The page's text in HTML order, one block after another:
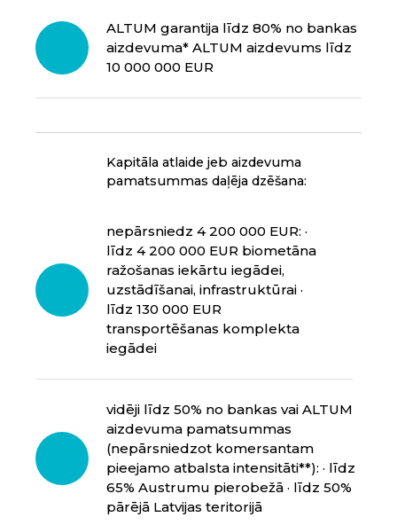
ALTUM garantija līdz 80% no bankas
aizdevuma* ALTUM aizdevums līdz
10 000 000 EUR
Kapitāla atlaide jeb aizdevuma
pamatsummas daļēja dzēšana:
nepārsniedz 4 200 000 EUR: ·
līdz 4 200 000 EUR biometāna
ražošanas iekārtu iegādei,
uzstādīšanai, infrastruktūrai ·
līdz 130 000 EUR
transportēšanas komplekta
iegādei
vidēji līdz 50% no bankas vai ALTUM
aizdevuma pamatsummas
(nepārsniedzot komersantam
pieejamo atbalsta intensitāti**): · līdz
65% Austrumu pierobežā · līdz 50%
pārējā Latvijas teritorijā